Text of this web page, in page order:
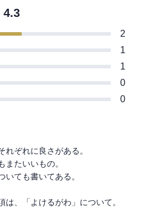
4.3
2
1
1
0
0
ぞれに良さがある。
またいいもの。
ても書いてある。
、「よけるがわ」について。